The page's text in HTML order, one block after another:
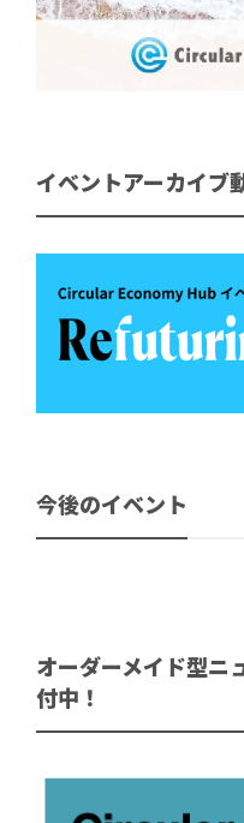
イベントアーカイブ
今後のイベント
オーダーメイド型ニ
付中！